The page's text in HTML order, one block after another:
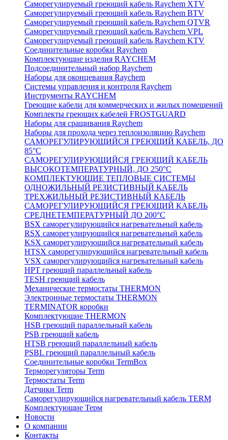
Саморегулируемый греющий кабель Raychem XTV
Саморегулируемый греющий кабель Raychem BTV
Саморегулируемый греющий кабель Raychem QTVR
Саморегулируемый греющий кабель Raychem VPL
Саморегулируемый греющий кабель Raychem KTV
Соединительные коробки Raychem
Комплектующие изделия RAYCHEM
Подсоединительный набор Raychem
Наборы для оконцевания Raychem
Системы управления и контроля Raychem
Инструменты RAYCHEM
Греющие кабели для коммерческих и жилых помещений
Комплекты греющих кабелей FROSTGUARD
Наборы для сращивания Raychem
Наборы для прохода через теплоизоляцию Raychem
САМОРЕГУЛИРУЮЩИЙСЯ ГРЕЮЩИЙ КАБЕЛЬ, ДО
85°С
САМОРЕГУЛИРУЮЩИЙСЯ ГРЕЮЩИЙ КАБЕЛЬ
ВЫСОКОТЕМПЕРАТУРНЫЙ, ДО 250°С
КОМПЛЕКТУЮЩИЕ ТЕПЛОВЫЕ СИСТЕМЫ
ОДНОЖИЛЬНЫЙ РЕЗИСТИВНЫЙ КАБЕЛЬ
ТРЕХЖИЛЬНЫЙ РЕЗИСТИВНЫЙ КАБЕЛЬ
САМОРЕГУЛИРУЮЩИЙСЯ ГРЕЮЩИЙ КАБЕЛЬ
СРЕДНЕТЕМПЕРАТУРНЫЙ ДО 200°С
BSX саморегулирующийся нагревательный кабель
RSX саморегулирующийся нагревательный кабель
KSX саморегулирующийся нагревательный кабель
HTSX саморегулирующийся нагревательный кабель
VSX саморегулирующийся нагревательный кабель
НРТ греющий параллельный кабель
TESH греющий кабель
Механические термостаты THERMON
Электронные термостаты THERMON
TERMINATOR коробки
Комплектующие THERMON
HSB греющий параллельный кабель
PSB греющий кабель
HTSB греющий параллельный кабель
PSBL греющий параллельный кабель
Соединительные коробки TermBox
Терморегуляторы Term
Термостаты Term
Датчики Term
Саморегулирующийся нагревательный кабель TERM
Комплектующие Терм
Новости
О компании
Контакты